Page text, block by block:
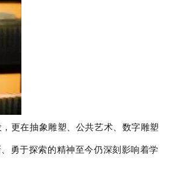
更在抽象雕塑、公共艺术、数字雕塑
勇于探索的精神至今仍深刻影响着学